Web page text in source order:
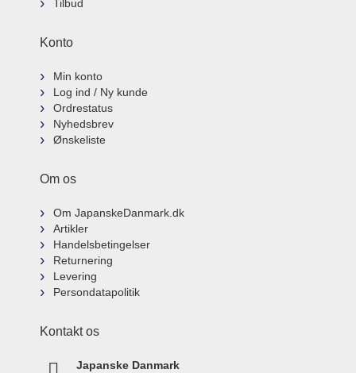
Tilbud
Konto
Min konto
Log ind / Ny kunde
Ordrestatus
Nyhedsbrev
Ønskeliste
Om os
Om JapanskeDanmark.dk
Artikler
Handelsbetingelser
Returnering
Levering
Persondatapolitik
Kontakt os
Japanske Danmark